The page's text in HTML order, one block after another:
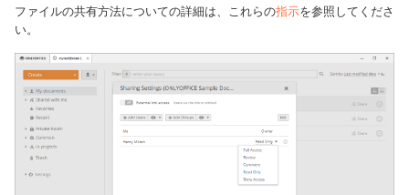
ファイルの共有方法についての詳細は、これらの指示を参照してくださ
い。